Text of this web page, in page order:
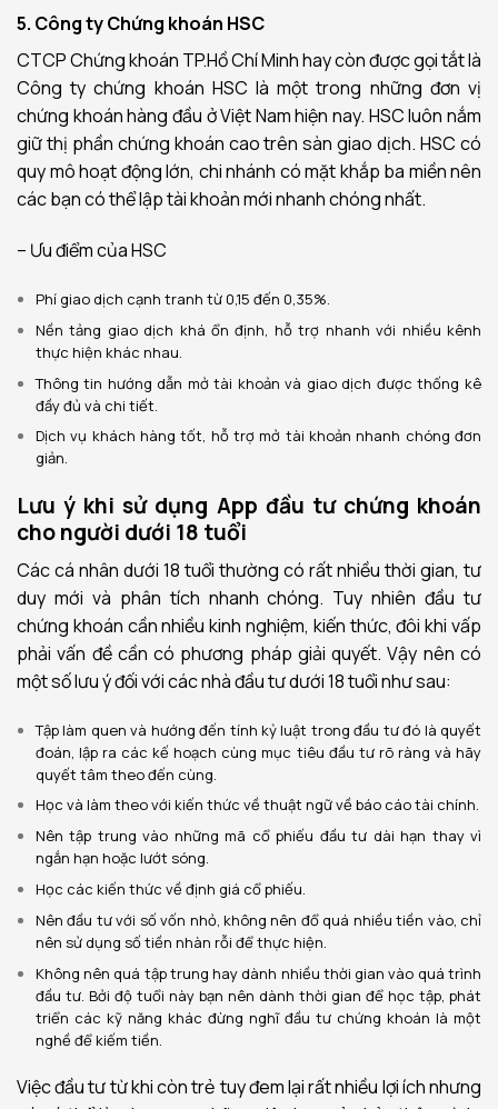
5. Công ty Chứng khoán HSC
CTCP Chứng khoán TP.Hồ Chí Minh hay còn được gọi tắt là
Công ty chứng khoán HSC là một trong những đơn vị
chứng khoán hàng đầu ở Việt Nam hiện nay. HSC luôn nắm
giữ thị phần chứng khoán cao trên sàn giao dịch.HSC có
quy mô hoạt động lớn, chi nhánh có mặt khắp ba miền nên
các bạn có thể lập tài khoản mới nhanh chóng nhất.
– Ưu điểm của HSC
Phí giao dịch cạnh tranh từ 0,15 đến 0,35%.
Nền tảng giao dịch khá ổn định, hỗ trợ nhanh với nhiều kênh
thực hiện khác nhau.
Thông tin hướng dẫn mở tài khoản và giao dịch được thống kê
đầy đủ và chi tiết.
Dịch vụ khách hàng tốt, hỗ trợ mở tài khoản nhanh chóng đơn
giản.
Lưu ý khi sử dụng App đầu tư chứng khoán
cho người dưới 18 tuổi
Các cá nhân dưới 18 tuổi thường có rất nhiều thời gian, tư
duy mới và phân tích nhanh chóng. Tuy nhiên đầu tư
chứng khoán cần nhiều kinh nghiệm, kiến thức, đôi khi vấp
phải vấn đề cần có phương pháp giải quyết.Vậy nên có
một số lưu ý đối với các nhà đầu tư dưới 18 tuổi như sau:
Tập làm quen và hướng đến tính kỷ luật trong đầu tư đó là quyết
đoán, lập ra các kế hoạch cùng mục tiêu đầu tư rõ ràng và hãy
quyết tâm theo đến cùng.
Học và làm theo với kiến thức về thuật ngữ về báo cáo tài chính.
Nên tập trung vào những mã cổ phiếu đầu tư dài hạn thay vì
ngắn hạn hoặc lướt sóng.
Học các kiến thức về định giá cổ phiếu.
Nên đầu tư với số vốn nhỏ, không nên đổ quá nhiều tiền vào, chỉ
nên sử dụng số tiền nhàn rỗi để thực hiện.
Không nên quá tập trung hay dành nhiều thời gian vào quá trình
đầu tư. Bởi độ tuổi này bạn nên dành thời gian để học tập, phát
triển các kỹ năng khác đừng nghĩ đầu tư chứng khoán là một
nghề để kiếm tiền.
Việc đầu tư từ khi còn trẻ tuy đem lại rất nhiều lợi ích nhưng